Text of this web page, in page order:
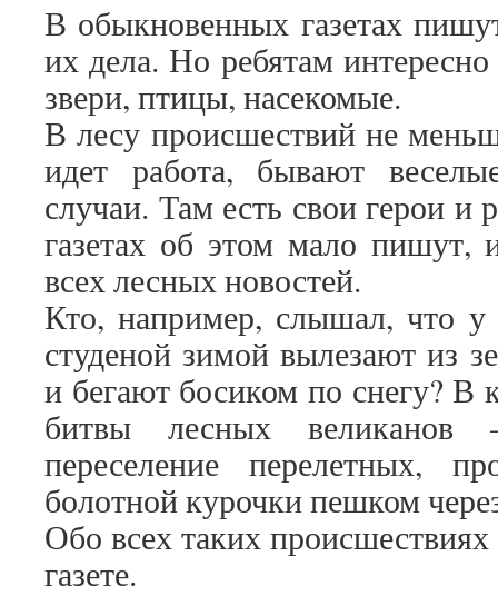
В обыкновенных газетах
их дела. Но ребятам
звери, птицы, насекомые.
В лесу происшествий не
идет работа, бывают
случаи. Там есть свои герои и
газетах об этом мало пишут,
всех лесных новостей.
Кто, например, слышал, что у
студеной зимой вылезают из
и бегают босиком по снегу? В
битвы лесных
переселение перелетных,
болотной курочки пешком
Обо всех таких
газете.